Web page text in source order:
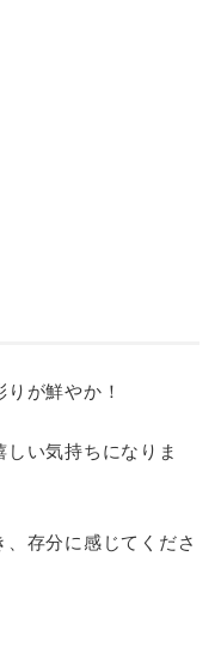
が鮮やか！
い気持ちになりま
存分に感じてくださ